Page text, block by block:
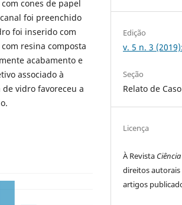
cones de papel
foi preenchido
foi inserido com
resina composta
acabamento e
associado à
vidro favoreceu a
Edição
v. 5 n. 3
Seção
Relato de
Licença
À Revista
direitos
artigos